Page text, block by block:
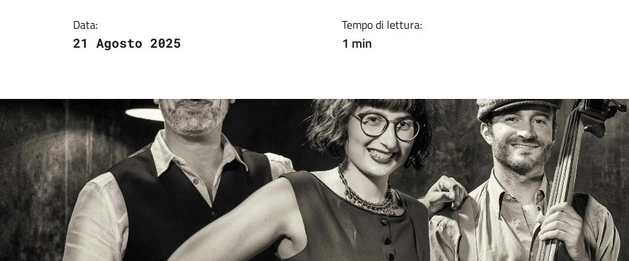
Data:
21 Agosto 2025
Tempo di lettura:
1 min